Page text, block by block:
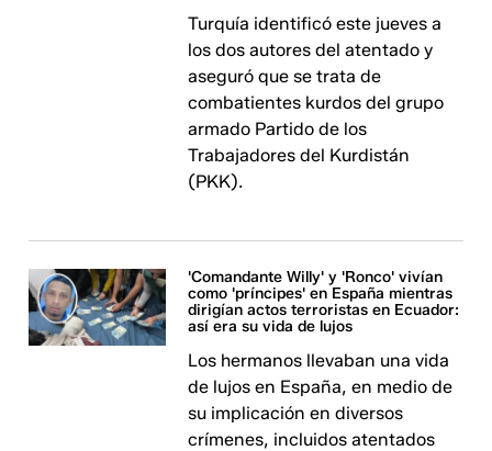
Turquía identificó este jueves a
los dos autores del atentado y
aseguró que se trata de
combatientes kurdos del grupo
armado Partido de los
Trabajadores del Kurdistán
(PKK).
'Comandante Willy' y 'Ronco' vivían
como 'príncipes' en España mientras
dirigían actos terroristas en Ecuador:
así era su vida de lujos
Los hermanos llevaban una vida
de lujos en España, en medio de
su implicación en diversos
crímenes, incluidos atentados